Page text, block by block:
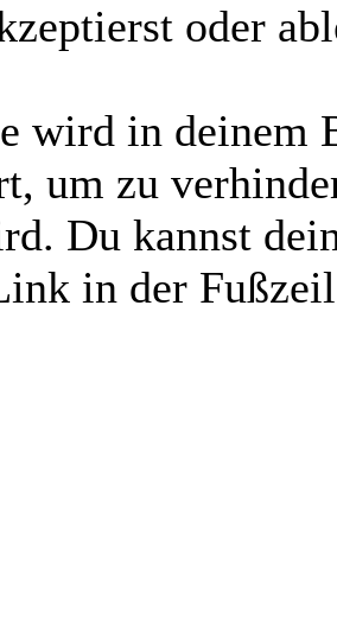
oder
wird in deinem
um zu
Du kannst
in der